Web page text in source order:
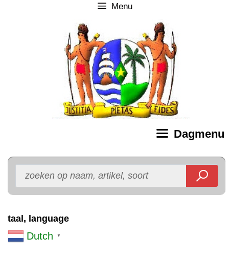
Menu
Dagmenu
taal, language
Dutch ▼